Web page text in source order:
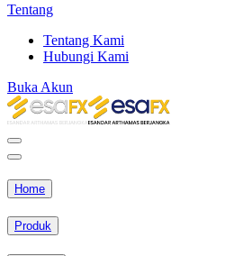
Tentang
Tentang Kami
Hubungi Kami
Buka Akun
Home
Produk